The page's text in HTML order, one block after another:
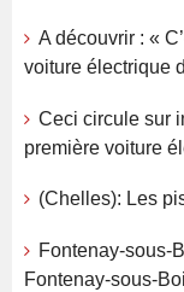
A découvrir : «
voiture électrique
Ceci circule sur
première voiture
(Chelles): Les
Fontenay-sous-
Fontenay-sous-